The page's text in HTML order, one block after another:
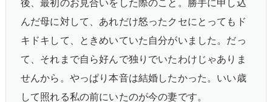
後、最初のお見合いをした際のこと。勝手に申し込
んだ母に対して、あれだけ怒ったクセにとってもド
キドキして、ときめいていた自分がいました。だっ
て、それまで自ら好んで独りでいたわけじゃありま
せんから。やっぱり本音は結婚したかった。いい歳
して照れる私の前にいたのが今の妻です。